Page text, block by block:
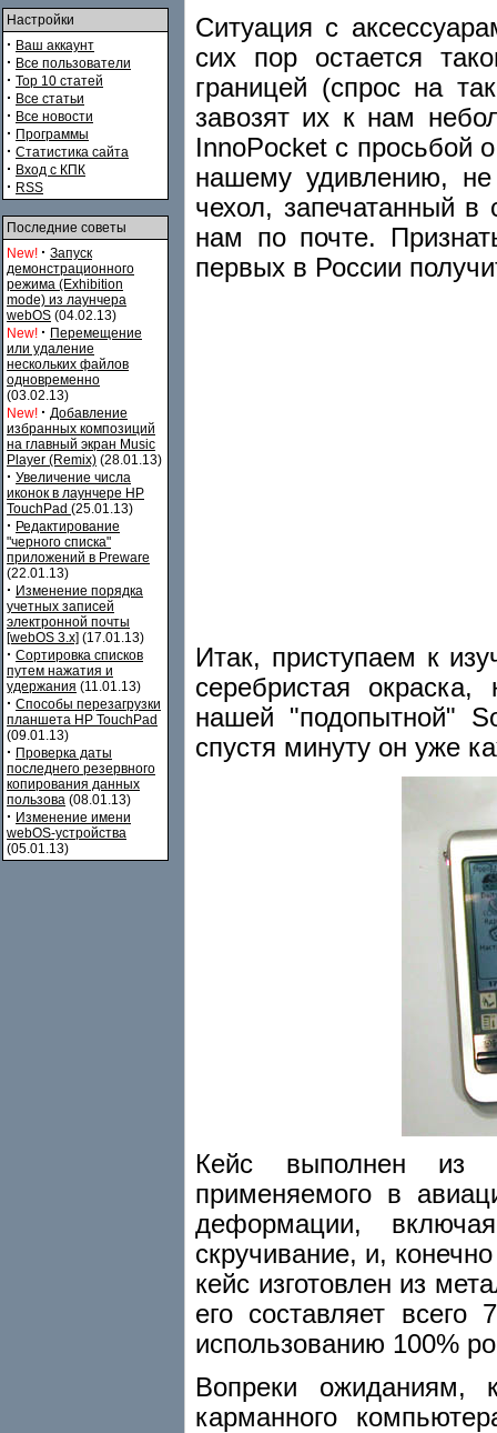
Настройки
· Ваш аккаунт
· Все пользователи
· Top 10 статей
· Все статьи
· Все новости
· Программы
· Статистика сайта
· Вход с КПК
· RSS
Последние советы
New! · Запуск
демонстрационного
режима (Exhibition
mode) из лаунчера
webOS (04.02.13)
New! · Перемещение
или удаление
нескольких файлов
одновременно
(03.02.13)
New! · Добавление
избранных композиций
на главный экран Music
Player (Remix) (28.01.13)
· Увеличение числа
иконок в лаунчере HP
TouchPad (25.01.13)
· Редактирование
"черного списка"
приложений в Preware
(22.01.13)
· Изменение порядка
учетных записей
электронной почты
[webOS 3.x] (17.01.13)
· Сортировка списков
путем нажатия и
удержания (11.01.13)
· Способы перезагрузки
планшета HP TouchPad
(09.01.13)
· Проверка даты
последнего резервного
копирования данных
пользова (08.01.13)
· Изменение имени
webOS-устройства
(05.01.13)
Ситуация с
сих пор остается
границей (спрос на
завозят их к нам
InnoPocket с просьбой
нашему удивлению,
чехол, запечатанный в
нам по почте.
первых в России
Итак, приступаем к
серебристая
нашей "подопытной"
спустя минуту он уже
Кейс выполнен из
применяемого в
деформации,
скручивание, и,
кейс изготовлен из
его составляет
использованию 100%
Вопреки ожиданиям,
карманного